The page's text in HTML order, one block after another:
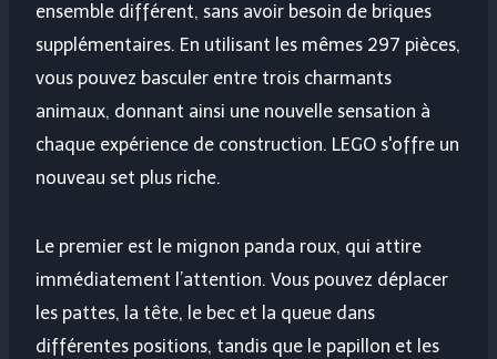
ensemble différent, sans avoir besoin de briques
supplémentaires. En utilisant les mêmes 297 pièces,
vous pouvez basculer entre trois charmants
animaux, donnant ainsi une nouvelle sensation à
chaque expérience de construction. LEGO s'offre un
nouveau set plus riche.
Le premier est le mignon panda roux, qui attire
immédiatement l’attention. Vous pouvez déplacer
les pattes, la tête, le bec et la queue dans
différentes positions, tandis que le papillon et les